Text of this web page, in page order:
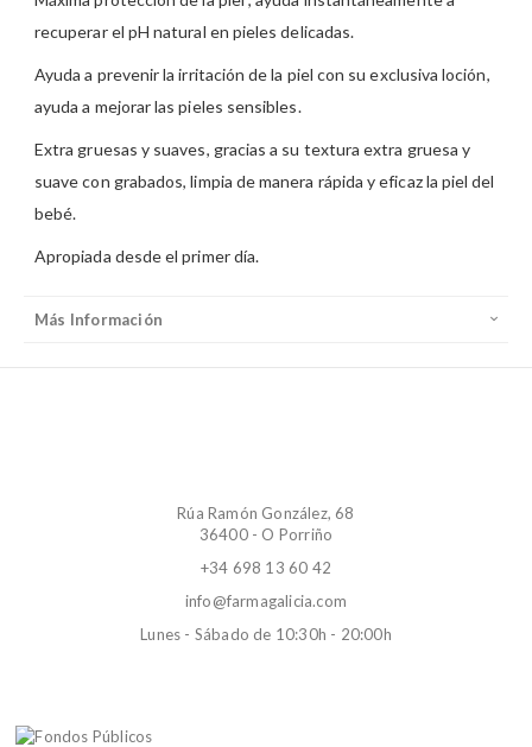
recuperar el pH natural en pieles delicadas.
Ayuda a prevenir la irritación de la piel con su exclusiva loción,
ayuda a mejorar las pieles sensibles.
Extra gruesas y suaves, gracias a su textura extra gruesa y
suave con grabados, limpia de manera rápida y eficaz la piel del
bebé.
Apropiada desde el primer día.
Más Información
Rúa Ramón González, 68
36400 - O Porriño
+34 698 13 60 42
info@farmagalicia.com
Lunes - Sábado de 10:30h - 20:00h